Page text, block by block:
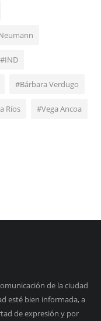
#IND
#Bárbara Verdugo
Ríos #Vega Ancoa
de la ciudad
esté bien informada, a
de expresión y por